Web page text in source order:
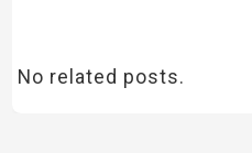
No related posts.